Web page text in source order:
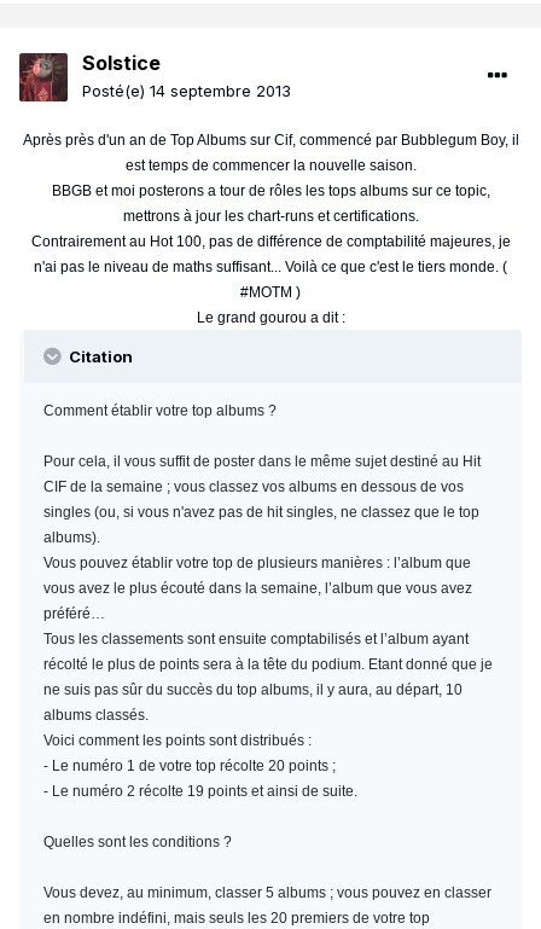
Solstice
Posté(e) 14 septembre 2013
Après près d'un an de Top Albums sur Cif, commencé par Bubblegum Boy, il
est temps de commencer la nouvelle saison.
BBGB et moi posterons a tour de rôles les tops albums sur ce topic,
mettrons à jour les chart-runs et certifications.
Contrairement au Hot 100, pas de différence de comptabilité majeures, je
n'ai pas le niveau de maths suffisant... Voilà ce que c'est le tiers monde. (
#MOTM )
Le grand gourou a dit :
Citation
Comment établir votre top albums ?
Pour cela, il vous suffit de poster dans le même sujet destiné au Hit
CIF de la semaine ; vous classez vos albums en dessous de vos
singles (ou, si vous n'avez pas de hit singles, ne classez que le top
albums).
Vous pouvez établir votre top de plusieurs manières : l’album que
vous avez le plus écouté dans la semaine, l’album que vous avez
préféré…
Tous les classements sont ensuite comptabilisés et l’album ayant
récolté le plus de points sera à la tête du podium. Etant donné que je
ne suis pas sûr du succès du top albums, il y aura, au départ, 10
albums classés.
Voici comment les points sont distribués :
- Le numéro 1 de votre top récolte 20 points ;
- Le numéro 2 récolte 19 points et ainsi de suite.
Quelles sont les conditions ?
Vous devez, au minimum, classer 5 albums ; vous pouvez en classer
en nombre indéfini, mais seuls les 20 premiers de votre top